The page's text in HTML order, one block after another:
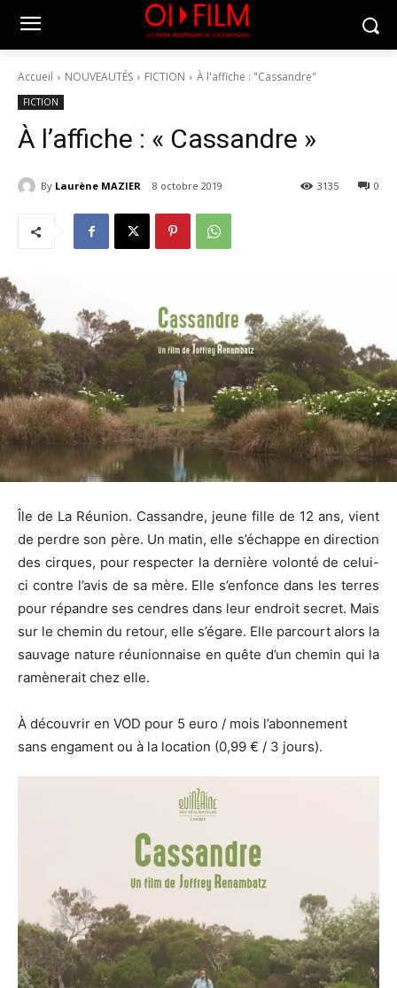
Accueil NOUVEAUTÉS FICTION À l'affiche : "Cassandre"
FICTION
À l’affiche : « Cassandre »
By Laurène MAZIER 8 octobre 2019 0
3135
Île de La Réunion. Cassandre, jeune fille de 12 ans, vient
de perdre son père. Un matin, elle s’échappe en direction
des cirques, pour respecter la dernière volonté de celui-
ci contre l’avis de sa mère. Elle s’enfonce dans les terres
pour répandre ses cendres dans leur endroit secret. Mais
sur le chemin du retour, elle s’égare. Elle parcourt alors la
sauvage nature réunionnaise en quête d’un chemin qui la
ramènerait chez elle.
À découvrir en VOD pour 5 euro / mois l’abonnement
sans engament ou à la location (0,99 € / 3 jours).